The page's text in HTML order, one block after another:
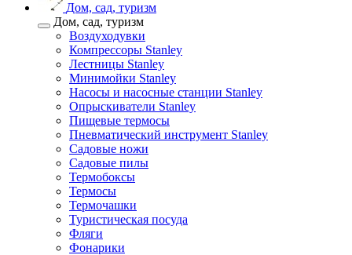
Дом, сад, туризм
Дом, сад, туризм
Воздуходувки
Компрессоры Stanley
Лестницы Stanley
Минимойки Stanley
Насосы и насосные станции Stanley
Опрыскиватели Stanley
Пищевые термосы
Пневматический инструмент Stanley
Садовые ножи
Садовые пилы
Термобоксы
Термосы
Термочашки
Туристическая посуда
Фляги
Фонарики